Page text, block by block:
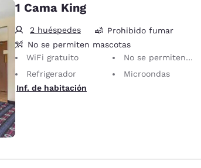
1 Cama King
2 huéspedes
Prohibido fumar
No se permiten mascotas
WiFi gratuito
No se permiten mascotas Solo se permiten animales de servicio, sin cargo.
Refrigerador
Microondas
Inf. de habitación